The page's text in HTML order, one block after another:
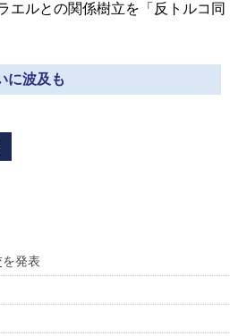
エルとの関係樹立を「反トルコ同
に波及も
発表